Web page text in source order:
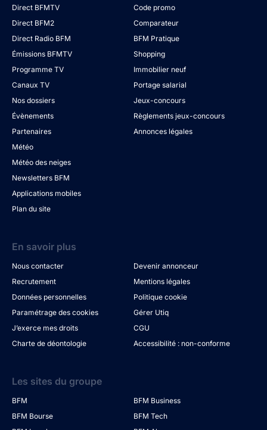
Direct BFMTV
Direct BFM2
Direct Radio BFM
Émissions BFMTV
Programme TV
Canaux TV
Nos dossiers
Évènements
Partenaires
Météo
Météo des neiges
Newsletters BFM
Applications mobiles
Plan du site
Code promo
Comparateur
BFM Pratique
Shopping
Immobilier neuf
Portage salarial
Jeux-concours
Règlements jeux-concours
Annonces légales
En savoir plus
Nous contacter
Devenir annonceur
Recrutement
Mentions légales
Données personnelles
Politique cookie
Paramétrage des cookies
Gérer Utiq
J’exerce mes droits
CGU
Charte de déontologie
Accessibilité : non-conforme
Les sites du groupe
BFM
BFM Business
BFM Bourse
BFM Tech